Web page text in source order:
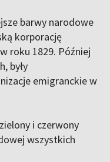
barwy narodowe
korporację
roku 1829. Później
były
emigranckie w
i czerwony
wszystkich